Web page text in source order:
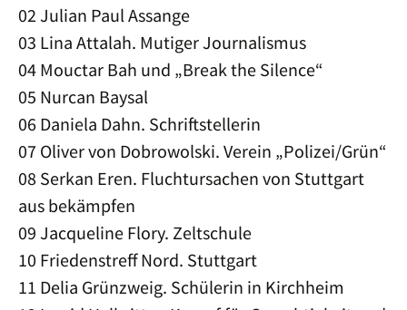
02 Julian Paul Assange
03 Lina Attalah. Mutiger Journalismus
04 Mouctar Bah und „Break the Silence“
05 Nurcan Baysal
06 Daniela Dahn. Schriftstellerin
07 Oliver von Dobrowolski. Verein „Polizei/Grün“
08 Serkan Eren. Fluchtursachen von Stuttgart
aus bekämpfen
09 Jacqueline Flory. Zeltschule
10 Friedenstreff Nord. Stuttgart
11 Delia Grünzweig. Schülerin in Kirchheim